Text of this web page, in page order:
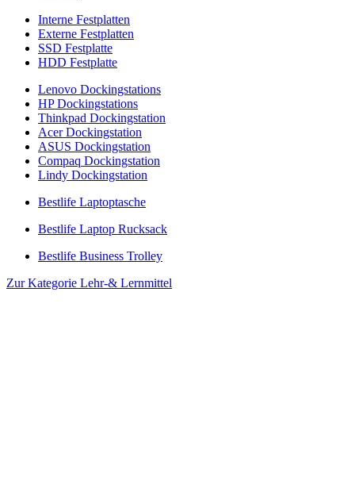
Interne Festplatten
Externe Festplatten
SSD Festplatte
HDD Festplatte
Lenovo Dockingstations
HP Dockingstations
Thinkpad Dockingstation
Acer Dockingstation
ASUS Dockingstation
Compaq Dockingstation
Lindy Dockingstation
Bestlife Laptoptasche
Bestlife Laptop Rucksack
Bestlife Business Trolley
Zur Kategorie Lehr-& Lernmittel